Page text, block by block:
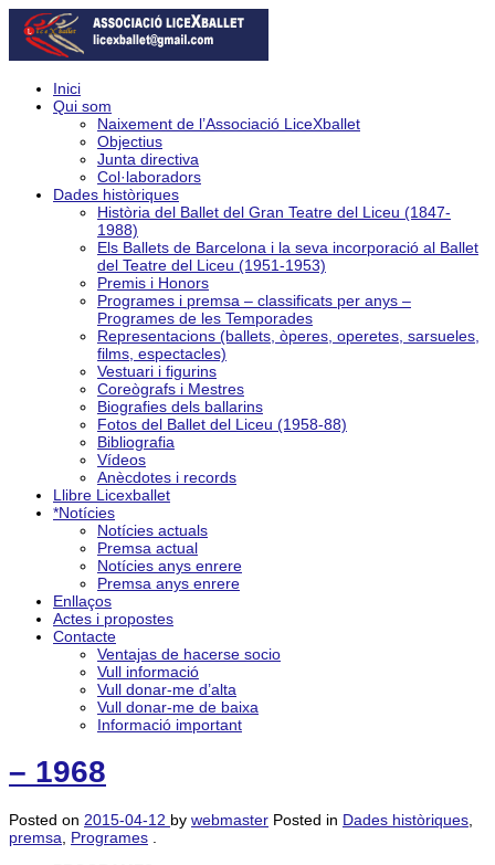
Inici
Qui som
Naixement de l’Associació LiceXballet
Objectius
Junta directiva
Col·laboradors
Dades històriques
Història del Ballet del Gran Teatre del Liceu (1847-
1988)
Els Ballets de Barcelona i la seva incorporació al Ballet
del Teatre del Liceu (1951-1953)
Premis i Honors
Programes i premsa – classificats per anys –
Programes de les Temporades
Representacions (ballets, òperes, operetes, sarsueles,
films, espectacles)
Vestuari i figurins
Coreògrafs i Mestres
Biografies dels ballarins
Fotos del Ballet del Liceu (1958-88)
Bibliografia
Vídeos
Anècdotes i records
Llibre Licexballet
*Notícies
Notícies actuals
Premsa actual
Notícies anys enrere
Premsa anys enrere
Enllaços
Actes i propostes
Contacte
Ventajas de hacerse socio
Vull informació
Vull donar-me d’alta
Vull donar-me de baixa
Informació important
– 1968
Posted on 2015-04-12 by webmaster Posted in Dades històriques
premsa
Programes